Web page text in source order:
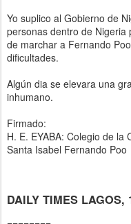
Yo suplico al Gobierno de
personas dentro de Nigeria
de marchar a Fernando
dificultades.
Algún dia se elevara una
inhumano.
Firmado:
H. E. EYABA: Colegio de la
Santa Isabel Fernando Poo
DAILY TIMES LAGOS,